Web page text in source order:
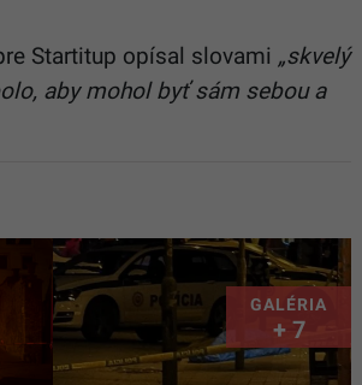
Startitup opísal slovami „skvelý
aby mohol byť sám sebou a
GALÉRIA
+ 7